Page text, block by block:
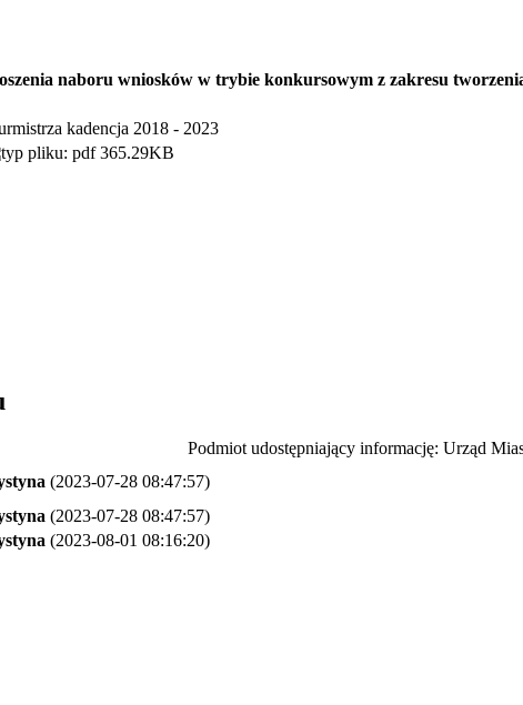
naboru wniosków w trybie konkursowym z zakresu
kadencja 2018 - 2023
365.29KB
Podmiot udostępniający informację: Urząd
(2023-07-28 08:47:57)
(2023-07-28 08:47:57)
(2023-08-01 08:16:20)